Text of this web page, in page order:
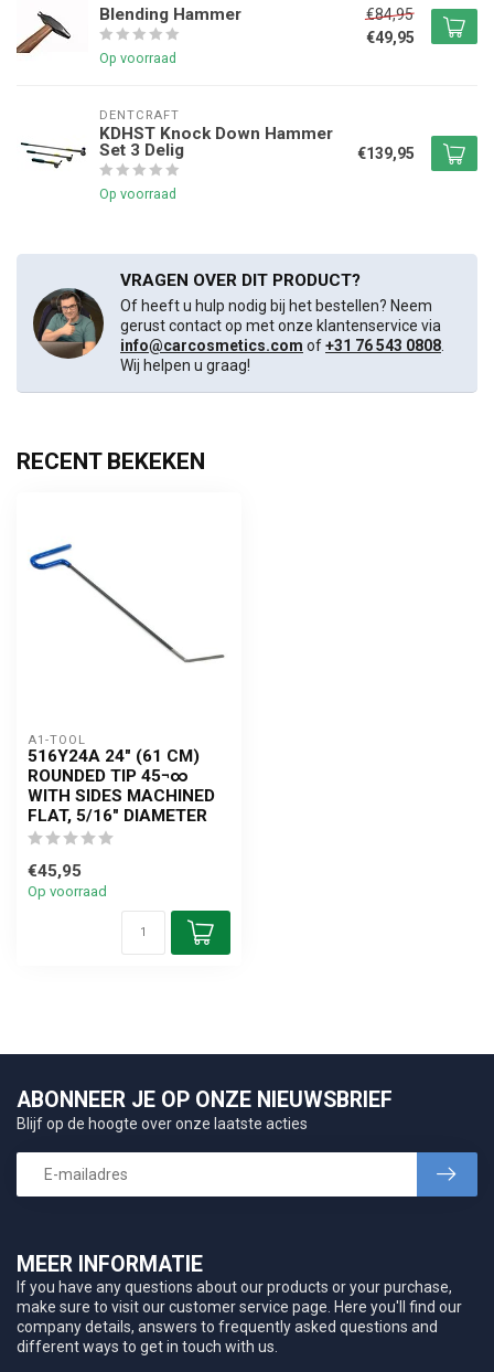
Blending Hammer
Op voorraad
€84,95
€49,95
DENTCRAFT
KDHST Knock Down Hammer
Set 3 Delig
Op voorraad
€139,95
VRAGEN OVER DIT PRODUCT?
Of heeft u hulp nodig bij het bestellen? Neem
gerust contact op met onze klantenservice via
info@carcosmetics.com of+31 76 543 0808
Wij helpen u graag!
RECENT BEKEKEN
A1-TOOL
516Y24A 24" (61 CM)
ROUNDED TIP 45¬∞
WITH SIDES MACHINED
FLAT, 5/16" DIAMETER
€45,95
Op voorraad
MEER INFORMATIE
If you have any questions about our products or your purchase,
make sure to visit our customer service page. Here you'll find our
company details, answers to frequently asked questions and
different ways to get in touch with us.
ABONNEER JE OP ONZE NIEUWSBRIEF
Blijf op de hoogte over onze laatste acties